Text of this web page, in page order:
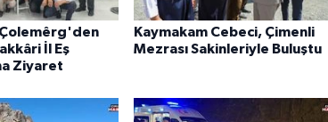
Çolemêrg'den
İl Eş
Ziyaret
Kaymakam Cebeci, Çimenli
Mezrası Sakinleriyle Buluştu